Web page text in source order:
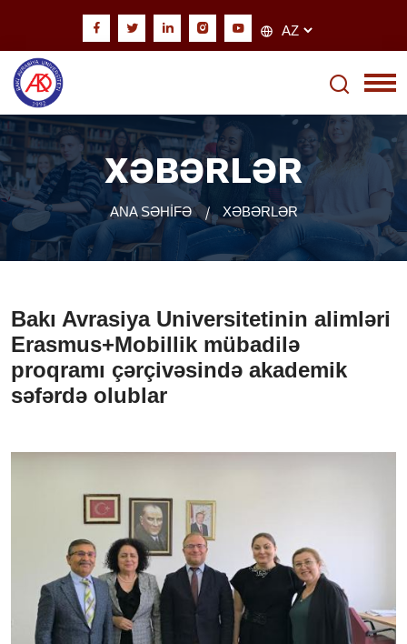
XƏBƏRLƏR
ANA SƏHİFƏ XƏBƏRLƏR
Bakı Avrasiya Universitetinin alimləri
Erasmus+Mobillik mübadilə
proqramı çərçivəsində akademik
səfərdə olublar